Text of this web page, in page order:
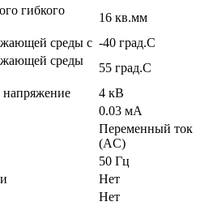
гибкого
16 кв.мм
среды с -40 град.C
среды
55 град.C
4 кВ
0.03 мА
Переменный ток
(AC)
50 Гц
Нет
Нет